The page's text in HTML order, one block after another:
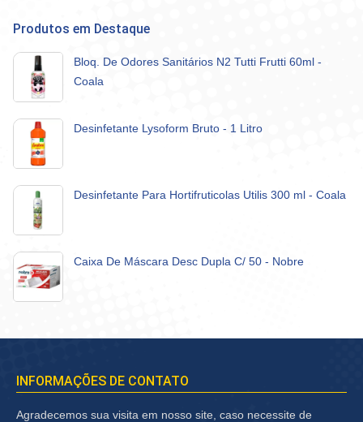
Produtos em Destaque
Bloq. De Odores Sanitários N2 Tutti Frutti 60ml -
Coala
Desinfetante Lysoform Bruto - 1 Litro
Desinfetante Para Hortifruticolas Utilis 300 ml - Coala
Caixa De Máscara Desc Dupla C/ 50 - Nobre
INFORMAÇÕES DE CONTATO
Agradecemos sua visita em nosso site, caso necessite de